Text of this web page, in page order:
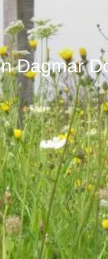
Dagmar
zur Webseite